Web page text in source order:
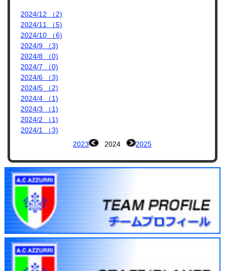
2024/12 （2)
2024/11 （5)
2024/10 （6)
2024/9 （3)
2024/8 （0)
2024/7 （0)
2024/6 （3)
2024/5 （2)
2024/4 （1)
2024/3 （1)
2024/2 （1)
2024/1 （3)
2023
2024 2025